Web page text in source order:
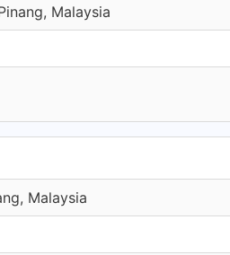
Malaysia
Malaysia